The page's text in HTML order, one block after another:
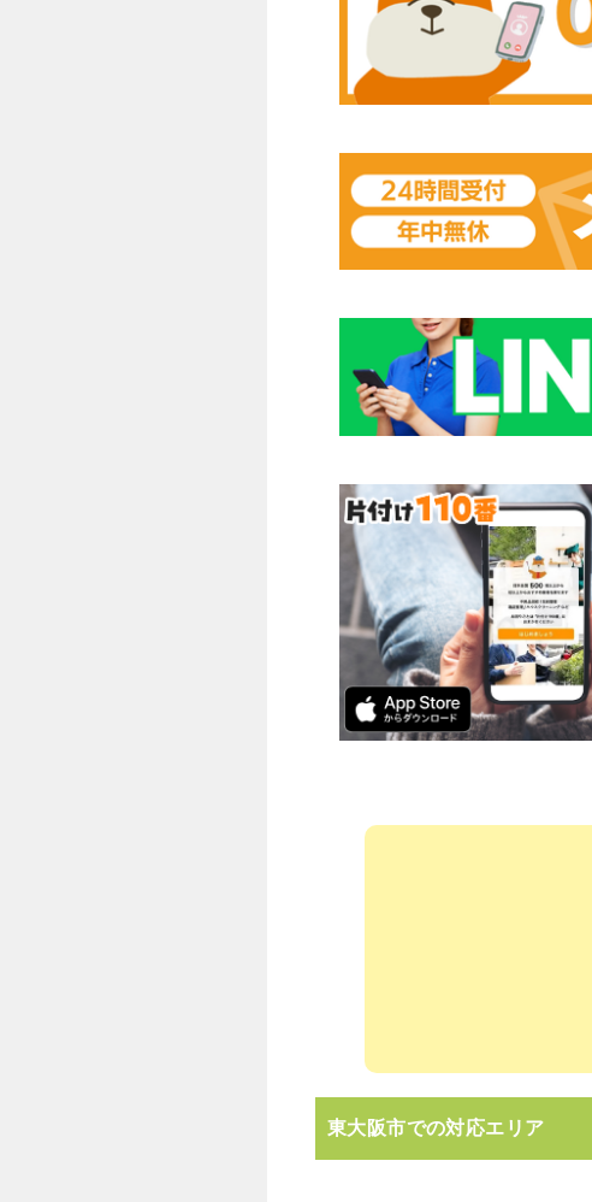
東大阪市での対応エリア